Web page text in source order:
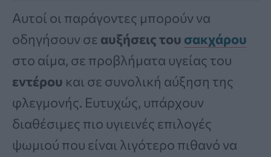
Αυτοί οι παράγοντες μπορούν να
οδηγήσουν σε αυξήσεις του σακχάρου
στο αίμα, σε προβλήματα υγείας του
εντέρου και σε συνολική αύξηση της
φλεγμονής. Ευτυχώς, υπάρχουν
διαθέσιμες πιο υγιεινές επιλογές
ψωμιού που είναι λιγότερο πιθανό να